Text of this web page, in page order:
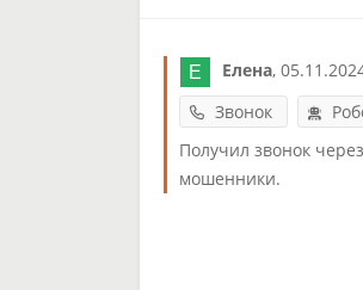
Елена,
Звонок
Получил звонок
мошенники.